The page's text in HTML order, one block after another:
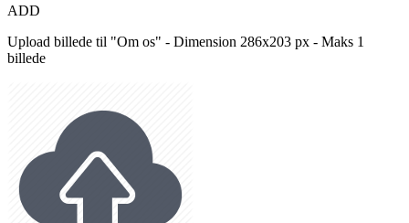
ADD
Upload billede til "Om os" - Dimension 286x203 px - Maks 1
billede